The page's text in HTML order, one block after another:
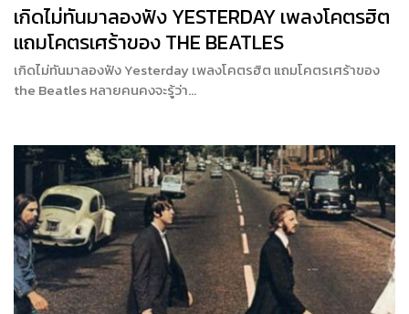
เกิดไม่ทันมาลองฟัง YESTERDAY เพลงโคตรฮิต
แถมโคตรเศร้าของ THE BEATLES
เกิดไม่ทันมาลองฟัง Yesterday เพลงโคตรฮิต แถมโคตรเศร้าของ
the Beatles หลายคนคงจะรู้ว่า…